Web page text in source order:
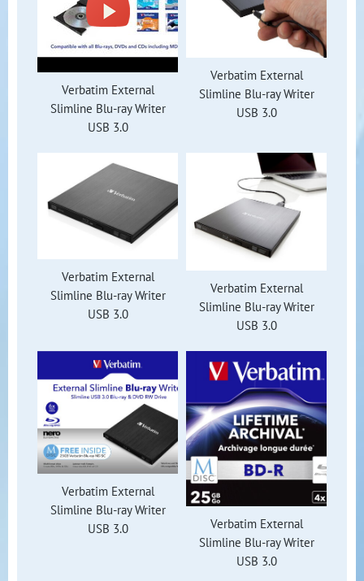
Verbatim External
Slimline Blu-ray Writer
USB 3.0
Verbatim External
Slimline Blu-ray Writer
USB 3.0
Verbatim External
Slimline Blu-ray Writer
USB 3.0
Verbatim External
Slimline Blu-ray Writer
USB 3.0
Verbatim External
Slimline Blu-ray Writer
USB 3.0
Verbatim External
Slimline Blu-ray Writer
USB 3.0